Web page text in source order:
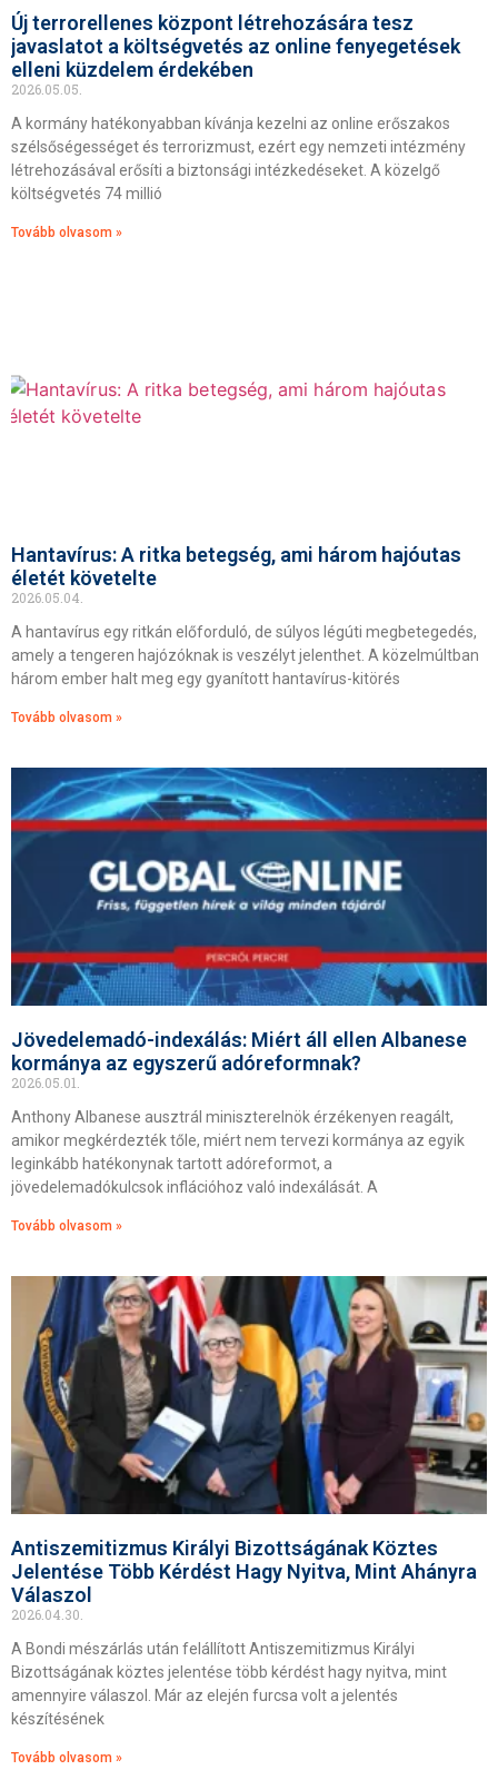
Új terrorellenes központ létrehozására tesz
javaslatot a költségvetés az online fenyegetések
elleni küzdelem érdekében
2026.05.05.
A kormány hatékonyabban kívánja kezelni az online erőszakos
szélsőségességet és terrorizmust, ezért egy nemzeti intézmény
létrehozásával erősíti a biztonsági intézkedéseket. A közelgő
költségvetés 74 millió
Tovább olvasom »
Hantavírus: A ritka betegség, ami három hajóutas
életét követelte
2026.05.04.
A hantavírus egy ritkán előforduló, de súlyos légúti megbetegedés,
amely a tengeren hajózóknak is veszélyt jelenthet. A közelmúltban
három ember halt meg egy gyanított hantavírus-kitörés
Tovább olvasom »
Jövedelemadó-indexálás: Miért áll ellen Albanese
kormánya az egyszerű adóreformnak?
2026.05.01.
Anthony Albanese ausztrál miniszterelnök érzékenyen reagált,
amikor megkérdezték tőle, miért nem tervezi kormánya az egyik
leginkább hatékonynak tartott adóreformot, a
jövedelemadókulcsok inflációhoz való indexálását. A
Tovább olvasom »
Antiszemitizmus Királyi Bizottságának Köztes
Jelentése Több Kérdést Hagy Nyitva, Mint Ahányra
Válaszol
2026.04.30.
A Bondi mészárlás után felállított Antiszemitizmus Királyi
Bizottságának köztes jelentése több kérdést hagy nyitva, mint
amennyire válaszol. Már az elején furcsa volt a jelentés
készítésének
Tovább olvasom »